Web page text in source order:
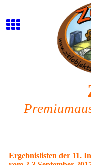
Ergebnislisten der 11.